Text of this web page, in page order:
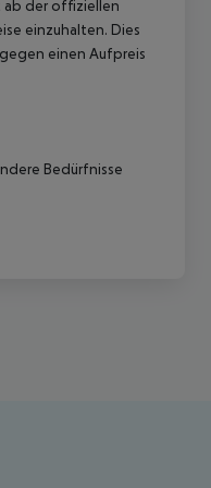
ab der offiziellen
einzuhalten. Dies
einen Aufpreis
Bedürfnisse